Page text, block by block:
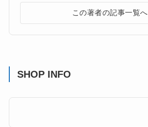
この著者の記事一覧へ
SHOP INFO